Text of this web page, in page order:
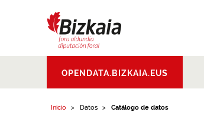
Aldundia.Diputacion
Foral de Bizkaia
OPENDATA.BIZKAIA.EUS
Inicio Datos Catálogo de datos